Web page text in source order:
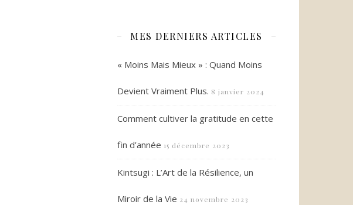
MES DERNIERS ARTICLES
« Moins Mais Mieux » : Quand Moins
Devient Vraiment Plus. 8 janvier 2024
Comment cultiver la gratitude en cette
fin d’année 15 décembre 2023
Kintsugi : L’Art de la Résilience, un
Miroir de la Vie 24 novembre 2023